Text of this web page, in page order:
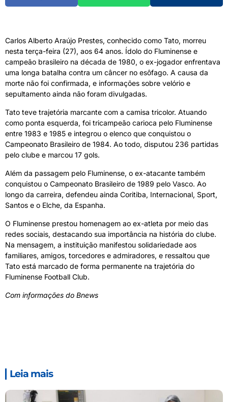
Carlos Alberto Araújo Prestes, conhecido como Tato, morreu
nesta terça-feira (27), aos 64 anos. Ídolo do Fluminense e
campeão brasileiro na década de 1980, o ex-jogador enfrentava
uma longa batalha contra um câncer no esôfago. A causa da
morte não foi confirmada, e informações sobre velório e
sepultamento ainda não foram divulgadas.
Tato teve trajetória marcante com a camisa tricolor. Atuando
como ponta esquerda, foi tricampeão carioca pelo Fluminense
entre 1983 e 1985 e integrou o elenco que conquistou o
Campeonato Brasileiro de 1984. Ao todo, disputou 236 partidas
pelo clube e marcou 17 gols.
Além da passagem pelo Fluminense, o ex-atacante também
conquistou o Campeonato Brasileiro de 1989 pelo Vasco. Ao
longo da carreira, defendeu ainda Coritiba, Internacional, Sport,
Santos e o Elche, da Espanha.
O Fluminense prestou homenagem ao ex-atleta por meio das
redes sociais, destacando sua importância na história do clube.
Na mensagem, a instituição manifestou solidariedade aos
familiares, amigos, torcedores e admiradores, e ressaltou que
Tato está marcado de forma permanente na trajetória do
Fluminense Football Club.
Com informações do Bnews
Leia mais